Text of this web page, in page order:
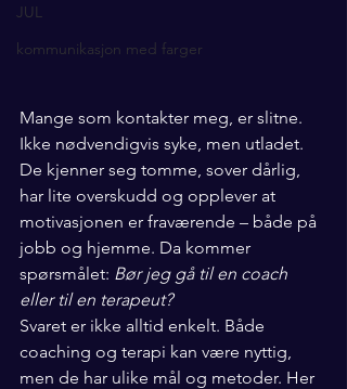
JUL
kommunikasjon med farger
Mange som kontakter meg, er slitne.
Ikke nødvendigvis syke, men utladet.
De kjenner seg tomme, sover dårlig,
har lite overskudd og opplever at
motivasjonen er fraværende – både på
jobb og hjemme. Da kommer
spørsmålet: Bør jeg gå til en coach
eller til en terapeut?
Svaret er ikke alltid enkelt. Både
coaching og terapi kan være nyttig,
men de har ulike mål og metoder. Her